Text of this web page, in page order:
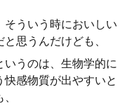
そういう時においしい
思うんだけども、
いうのは、生物学的に
感物質が出やすいと